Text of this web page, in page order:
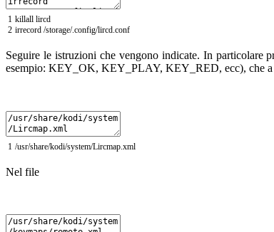
1
2
killall lircd
irrecord /storage/.config/lircd conf
Seguire le istruzioni che vengono indicate. In particolare
esempio: KEY_OK, KEY_PLAY, KEY_RED, ecc), che a
1 /usr/share/kodi/system/Lircmap xml
Nel file